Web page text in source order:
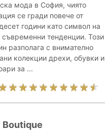
мода в София, чиято
се гради повече от
години като символ на
съвременни тенденции. Този
разполага с внимателно
колекции дрехи, обувки и
за ...
Boutique